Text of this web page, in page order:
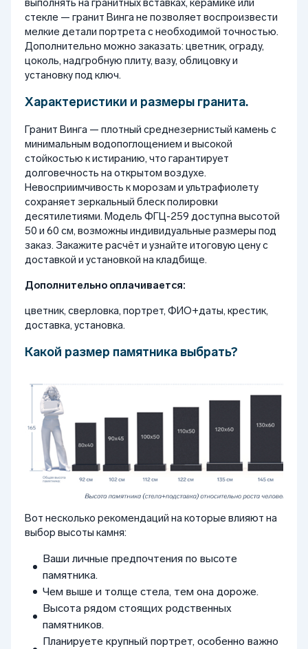
выполнять на гранитных вставках, керамике или
стекле — гранит Винга не позволяет воспроизвести
мелкие детали портрета с необходимой точностью.
Дополнительно можно заказать: цветник, ограду,
цоколь, надгробную плиту, вазу, облицовку и
установку под ключ.
Характеристики и размеры гранита.
Гранит Винга — плотный среднезернистый камень с
минимальным водопоглощением и высокой
стойкостью к истиранию, что гарантирует
долговечность на открытом воздухе.
Невосприимчивость к морозам и ультрафиолету
сохраняет зеркальный блеск полировки
десятилетиями. Модель ФГЦ-259 доступна высотой
50 и 60 см, возможны индивидуальные размеры под
заказ. Закажите расчёт и узнайте итоговую цену с
доставкой и установкой на кладбище.
Дополнительно оплачивается:
цветник, сверловка, портрет, ФИО+даты, крестик,
доставка, установка.
Какой размер памятника выбрать?
Вот несколько рекомендаций на которые влияют на
выбор высоты камня:
Ваши личные предпочтения по высоте
памятника.
Чем выше и толще стела, тем она дороже.
Высота рядом стоящих родственных
памятников.
Планируете крупный портрет, особенно важно